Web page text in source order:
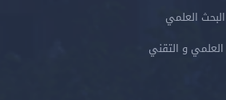
العلمي
و التقني